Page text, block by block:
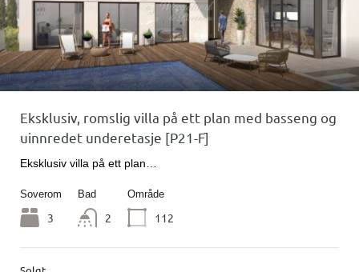
Eksklusiv, romslig villa på ett plan med basseng og
uinnredet underetasje [P21-F]
Eksklusiv villa på ett plan…
Soverom
3
Bad
2
Område
112